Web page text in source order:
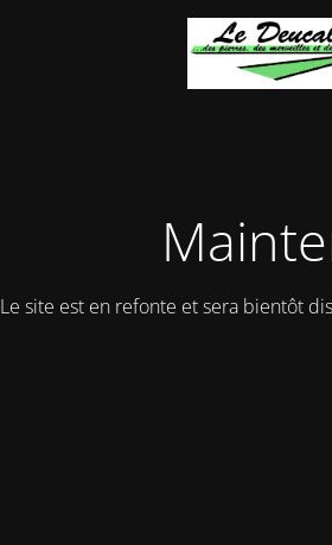
Le site est en refonte et sera bientôt